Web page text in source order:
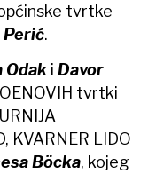
tvrtke
.
Odak i Davor
tvrtki
KVARNER LIDO
Böcka, kojeg